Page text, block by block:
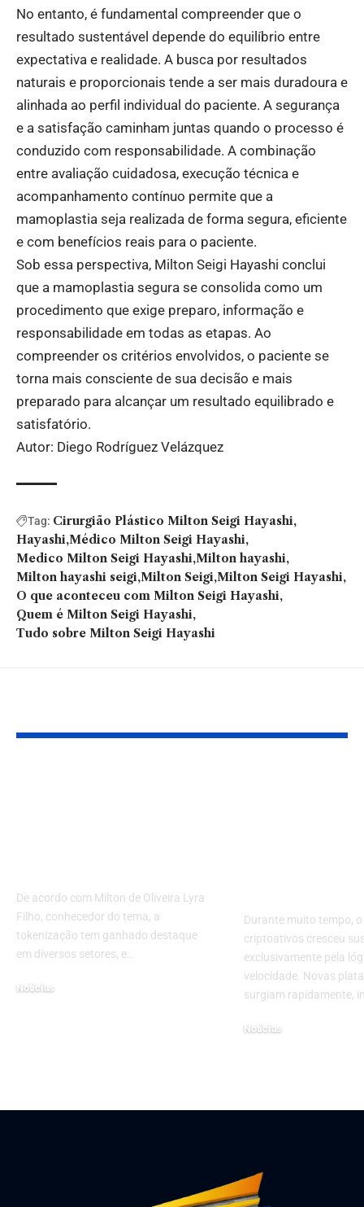
No entanto, é fundamental compreender que o
resultado sustentável depende do equilíbrio entre
expectativa e realidade. A busca por resultados
naturais e proporcionais tende a ser mais duradoura e
alinhada ao perfil individual do paciente. A segurança
e a satisfação caminham juntas quando o processo é
conduzido com responsabilidade. A combinação
entre avaliação cuidadosa, execução técnica e
acompanhamento contínuo permite que a
mamoplastia seja realizada de forma segura, eficiente
e com benefícios reais para o paciente.
Sob essa perspectiva, Milton Seigi Hayashi conclui
que a mamoplastia segura se consolida como um
procedimento que exige preparo, informação e
responsabilidade em todas as etapas. Ao
compreender os critérios envolvidos, o paciente se
torna mais consciente de sua decisão e mais
preparado para alcançar um resultado equilibrado e
satisfatório.
Autor: Diego Rodríguez Velázquez
Tag: Cirurgião Plástico Milton Seigi Hayashi
Hayashi Médico Milton Seigi Hayashi
Medico Milton Seigi Hayashi Milton hayashi
Milton hayashi seigi Milton Seigi Milton Seigi Hayashi
O que aconteceu com Milton Seigi Hayashi
Quem é Milton Seigi Hayashi
Tudo sobre Milton Seigi Hayashi
De acordo com Milton de Oliveira Lyra
Filho, conhecedor do tema, a
tokenização tem ganhado destaque
em diversos setores, e…
Notícias
Durante muito tempo,
criptoativos cresceu
exclusivamente pela
velocidade. Novas
surgiam rapidamente,
Notícias